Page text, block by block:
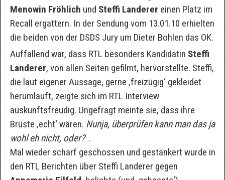
Menowin Fröhlich und Steffi Landerer einen Platz im
Recall ergattern. In der Sendung vom 13.01.10 erhielten
die beiden von der DSDS Jury um Dieter Bohlen das OK.
Auffallend war, dass RTL besonders Kandidatin Steffi
Landerer, von allen Seiten gefilmt, hervorstellte. Steffi,
die laut eigener Aussage, gerne ‚freizügig‘ gekleidet
herumläuft, zeigte sich im RTL Interview
auskunftsfreudig. Ungefragt meinte sie, dass ihre
Brüste ‚echt‘ wären. Nunja, überprüfen kann man das ja
wohl eh nicht, oder? .
Mal wieder scharf geschossen und gestänkert wurde in
den RTL Berichten über Steffi Landerer gegen